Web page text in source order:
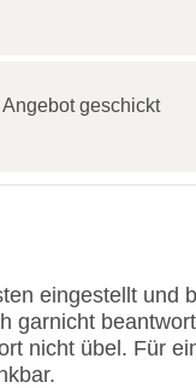
geschickt
eingestellt und
garnicht
nicht übel. Für